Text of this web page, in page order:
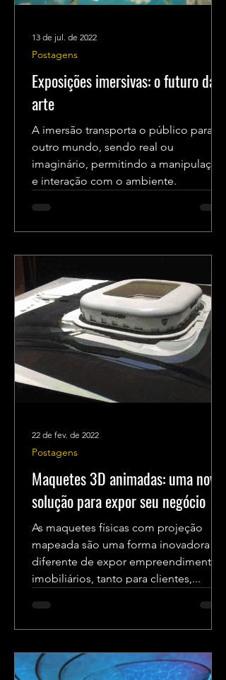
Exposições imersivas: o futuro da
arte
A imersão transporta o público para
outro mundo, sendo real ou
imaginário, permitindo a manipulação
e interação com o ambiente.
Postagens
13 de jul. de 2022
Maquetes 3D animadas: uma nova
solução para expor seu negócio
As maquetes físicas com projeção
mapeada são uma forma inovadora e
diferente de expor empreendimentos
imobiliários, tanto para clientes,...
Postagens
22 de fev. de 2022